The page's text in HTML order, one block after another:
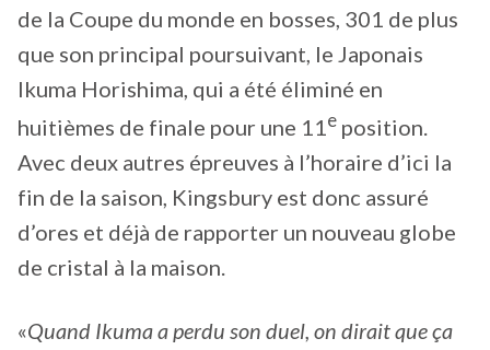
de la Coupe du monde en bosses, 301 de plus
que son principal poursuivant, le Japonais
Ikuma Horishima, qui a été éliminé en
huitièmes de finale pour une 11e position.
Avec deux autres épreuves à l’horaire d’ici la
fin de la saison, Kingsbury est donc assuré
d’ores et déjà de rapporter un nouveau globe
de cristal à la maison.
«Quand Ikuma a perdu son duel, on dirait que ça